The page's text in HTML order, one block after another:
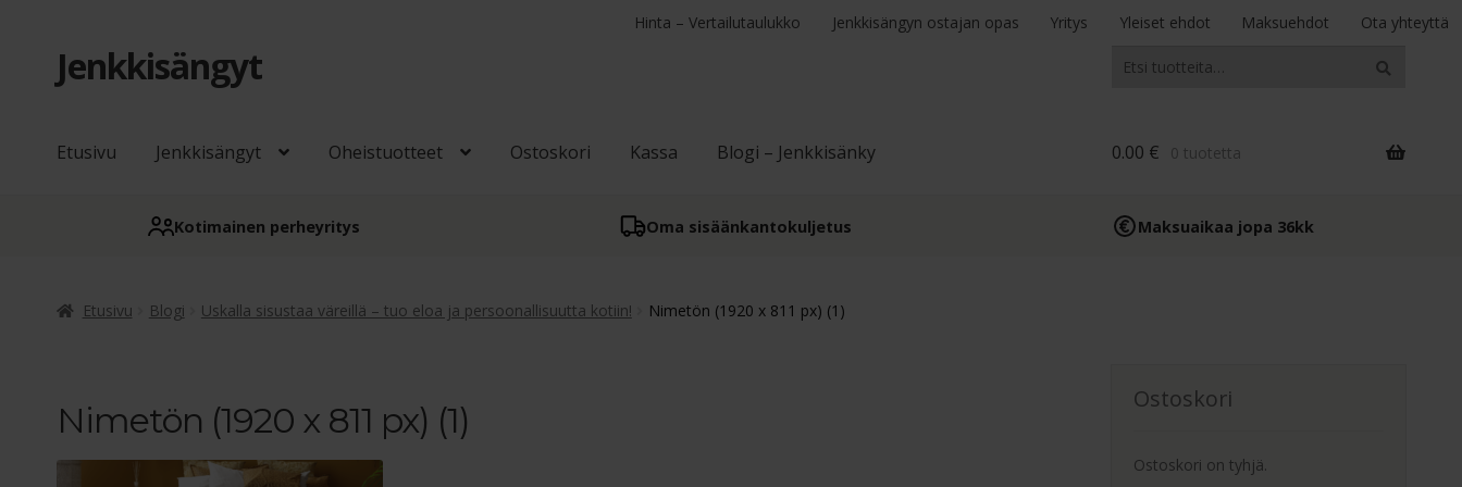
Siirry
navigointiin
Siirry
sisältöön
Jenkkisängyt
Hinta – Vertailutaulukko Jenkkisängyn ostajan opas Yritys Yleiset ehdot Maksuehdot
Ota yhteyttä
Haku
Etusivu Jenkkisängyt Oheistuotteet Ostoskori Kassa Blogi – Jenkkisänky 0.00 € 0 tuotetta
Kotimainen perheyritys Oma sisään­kantokuljetus Maksuaikaa jopa 36kk
Etusivu Blogi Uskalla sisustaa väreillä – tuo eloa ja persoonallisuutta kotiin! Nimetön (1920 x 811 px) (1)
Nimetön (1920 x 811 px) (1)
Ostoskori
Ostoskori on tyhjä.